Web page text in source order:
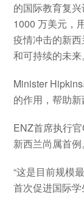
的国际教育复
1000 万美元，
疫情冲击的新
和可持续的未来。
Minister
的作用，帮助
ENZ首席执行
新西兰尚属首例。
“这是目前规模
首次促进国际